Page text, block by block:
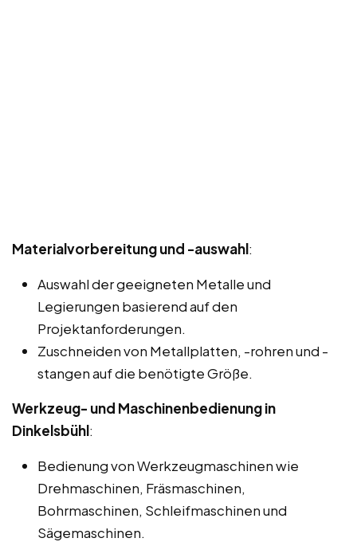
Materialvorbereitung und -auswahl:
Auswahl der geeigneten Metalle und
Legierungen basierend auf den
Projektanforderungen.
Zuschneiden von Metallplatten, -rohren und -
stangen auf die benötigte Größe.
Werkzeug- und Maschinenbedienung in
Dinkelsbühl:
Bedienung von Werkzeugmaschinen wie
Drehmaschinen, Fräsmaschinen,
Bohrmaschinen, Schleifmaschinen und
Sägemaschinen.